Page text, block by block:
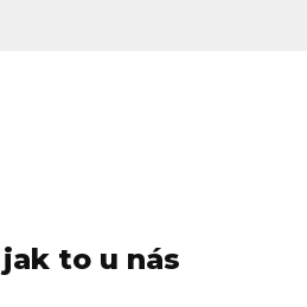
to u nás